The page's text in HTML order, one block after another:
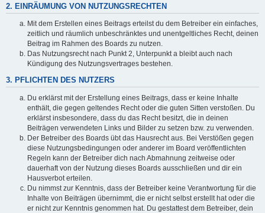
2. EINRÄUMUNG VON NUTZUNGSRECHTEN
Mit dem Erstellen eines Beitrags erteilst du dem Betreiber ein einfaches,
zeitlich und räumlich unbeschränktes und unentgeltliches Recht, deinen
Beitrag im Rahmen des Boards zu nutzen.
Das Nutzungsrecht nach Punkt 2, Unterpunkt a bleibt auch nach
Kündigung des Nutzungsvertrages bestehen.
3. PFLICHTEN DES NUTZERS
Du erklärst mit der Erstellung eines Beitrags, dass er keine Inhalte
enthält, die gegen geltendes Recht oder die guten Sitten verstoßen. Du
erklärst insbesondere, dass du das Recht besitzt, die in deinen
Beiträgen verwendeten Links und Bilder zu setzen bzw. zu verwenden.
Der Betreiber des Boards übt das Hausrecht aus. Bei Verstößen gegen
diese Nutzungsbedingungen oder anderer im Board veröffentlichten
Regeln kann der Betreiber dich nach Abmahnung zeitweise oder
dauerhaft von der Nutzung dieses Boards ausschließen und dir ein
Hausverbot erteilen.
Du nimmst zur Kenntnis, dass der Betreiber keine Verantwortung für die
Inhalte von Beiträgen übernimmt, die er nicht selbst erstellt hat oder die
er nicht zur Kenntnis genommen hat. Du gestattest dem Betreiber, dein